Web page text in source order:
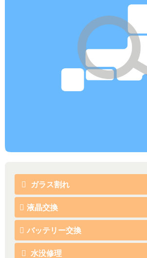
ガラス割れ
液晶交換
バッテリー交換
水没修理